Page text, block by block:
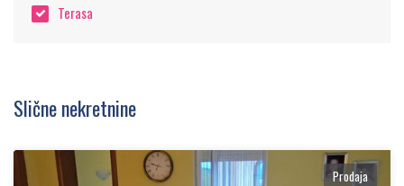
Terasa
Slične nekretnine
Prodaja